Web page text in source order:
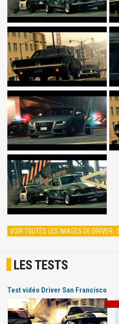
VOIR TOUTES LES IMAGES DE DRIVER :
LES TESTS
Test vidéo Driver San Francisco